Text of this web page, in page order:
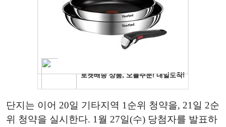
단지는 이어 20일 기타지역 1순위 청약을, 21일 2순
위 청약을 실시한다. 1월 27일(수) 당첨자를 발표하